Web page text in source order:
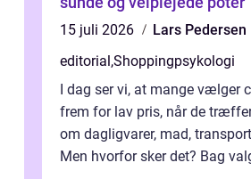
15 juli 2026
Lars Pedersen
editorial ,Shoppingpsykologi
I dag ser vi, at mange vælger
frem for lav pris, når de
om dagligvarer, mad,
Men hvorfor sker det? Bag